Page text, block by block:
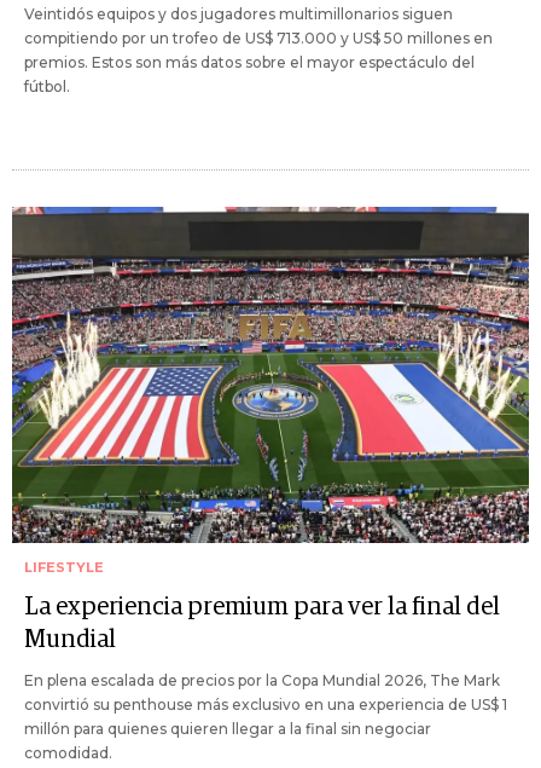
Veintidós equipos y dos jugadores multimillonarios siguen
compitiendo por un trofeo de US$ 713.000 y US$ 50 millones en
premios. Estos son más datos sobre el mayor espectáculo del
fútbol.
LIFESTYLE
La experiencia premium para ver la final del
Mundial
En plena escalada de precios por la Copa Mundial 2026, The Mark
convirtió su penthouse más exclusivo en una experiencia de US$ 1
millón para quienes quieren llegar a la final sin negociar
comodidad.